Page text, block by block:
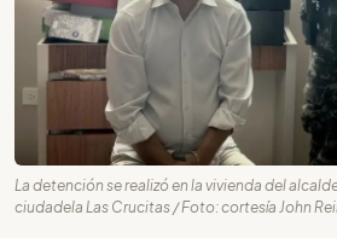
La detención se realizó en la vivienda del
ciudadela Las Crucitas / Foto: cortesía John